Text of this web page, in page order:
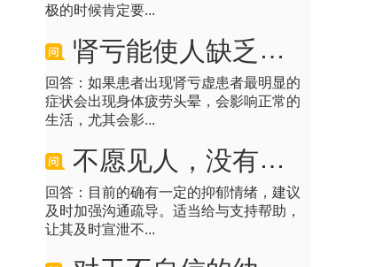
肾亏能使人缺乏自信吗
回答：如果患者出现肾亏虚患者最明显的
症状会出现身体疲劳头晕，会影响正常的
生活，尤其会影...
不愿见人，没有自信是不是抑郁症
回答：目前的确有一定的抑郁情绪，建议
及时加强沟通疏导。适当给与支持帮助，
让其及时宣泄不...
对于不自信的幼儿应该怎样做